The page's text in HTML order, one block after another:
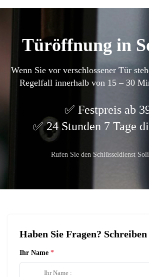
Türöffnung in
Wenn Sie vor verschlossener Tür
Regelfall innerhalb von 15 – 30
Festpreis ab
24 Stunden 7 Tage
Rufen Sie den Schlüsseldienst
Haben Sie Fragen? Schreiben
Ihr Name